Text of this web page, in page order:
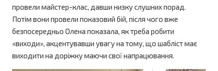
провели майстер-клас, давши низку слушних порад.
Потім вони провели показовий бій, після чого вже
безпосередньо Олена показала, як треба робити
«виходи», акцентувавши увагу на тому, що шабліст має
виходити на доріжку маючи свої напрацювання.